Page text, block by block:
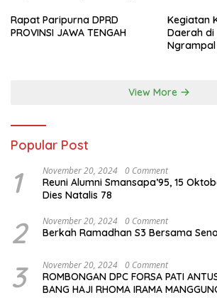
Rapat Paripurna DPRD
PROVINSI JAWA TENGAH
Kegiatan
Daerah di
View More
Popular Post
1 November 20, 2024 0 Comment
Reuni Alumni Smansapa’95, 15
Dies Natalis 78
2 November 20, 2024 0 Comment
Berkah Ramadhan S3 Bersama
3 November 20, 2024 0 Comment
ROMBONGAN DPC FORSA PATI
BANG HAJI RHOMA IRAMA